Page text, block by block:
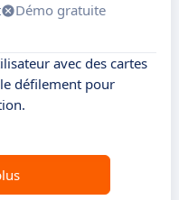
Démo gratuite
avec des cartes
défilement pour